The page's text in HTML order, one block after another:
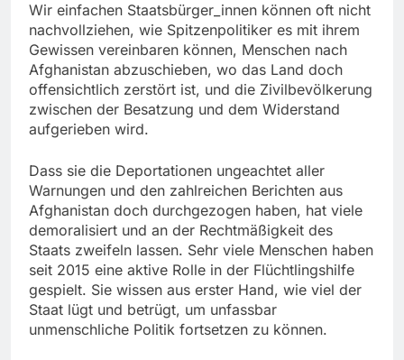
Wir einfachen Staatsbürger_innen können oft nicht
nachvollziehen, wie Spitzenpolitiker es mit ihrem
Gewissen vereinbaren können, Menschen nach
Afghanistan abzuschieben, wo das Land doch
offensichtlich zerstört ist, und die Zivilbevölkerung
zwischen der Besatzung und dem Widerstand
aufgerieben wird.
Dass sie die Deportationen ungeachtet aller
Warnungen und den zahlreichen Berichten aus
Afghanistan doch durchgezogen haben, hat viele
demoralisiert und an der Rechtmäßigkeit des
Staats zweifeln lassen. Sehr viele Menschen haben
seit 2015 eine aktive Rolle in der Flüchtlingshilfe
gespielt. Sie wissen aus erster Hand, wie viel der
Staat lügt und betrügt, um unfassbar
unmenschliche Politik fortsetzen zu können.